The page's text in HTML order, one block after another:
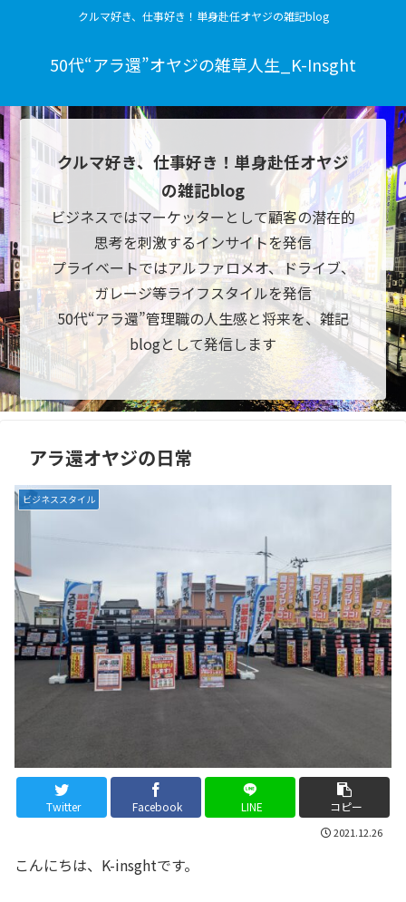
クルマ好き、仕事好き！単身赴任オヤジの雑記blog
50代“アラ還”オヤジの雑草人生_K-Insght
クルマ好き、仕事好き！単身赴任オヤジ
の雑記blog
ビジネスではマーケッターとして顧客の潜在的
思考を刺激するインサイトを発信
プライベートではアルファロメオ、ドライブ、
ガレージ等ライフスタイルを発信
50代“アラ還”管理職の人生感と将来を、雑記
blogとして発信します
アラ還オヤジの日常
ビジネススタイル
Twitter Facebook LINE コピー
2021.12.26
こんにちは、K-insghtです。